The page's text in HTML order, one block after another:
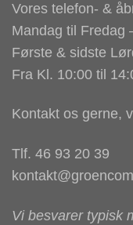
Vores telefon- &
Mandag til Fredag
Første & sidste
Fra Kl. 10:00 til
Kontakt os gerne,
Tlf. 46 93 20 39
Vi besvarer typisk